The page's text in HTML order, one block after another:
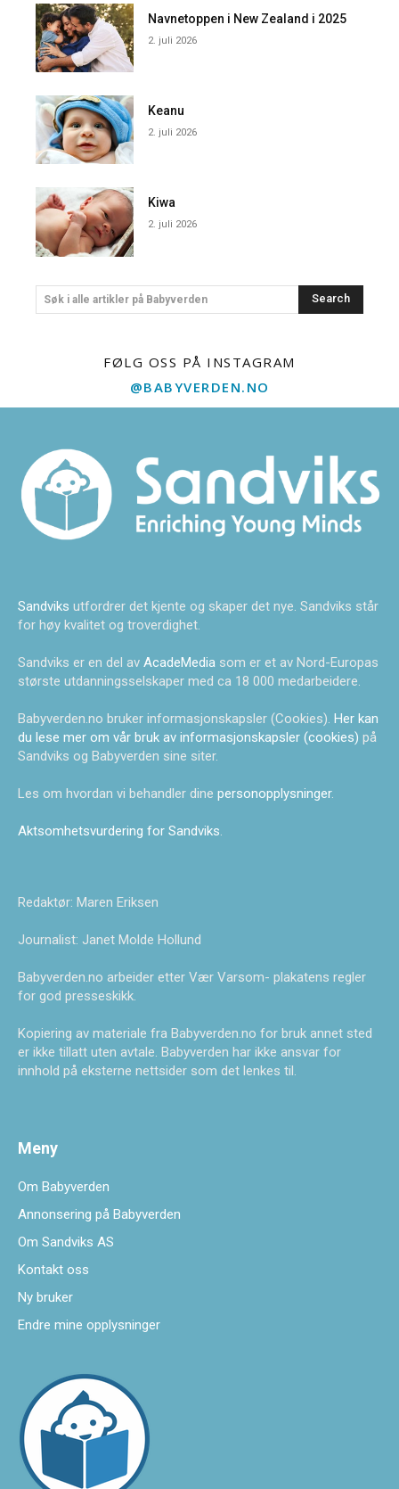
Navnetoppen i New Zealand i 2025
2. juli 2026
Keanu
2. juli 2026
Kiwa
2. juli 2026
Søk i alle artikler på Babyverden Search
FØLG OSS PÅ INSTAGRAM
@BABYVERDEN.NO
Sandviks utfordrer det kjente og skaper det nye. Sandviks står
for høy kvalitet og troverdighet.
Sandviks er en del av AcadeMedia som er et av Nord-Europas
største utdanningsselskaper med ca 18 000 medarbeidere.
Babyverden.no bruker informasjonskapsler (Cookies). Her kan
du lese mer om vår bruk av informasjonskapsler (cookies) på
Sandviks og Babyverden sine siter.
Les om hvordan vi behandler dine personopplysninger.
Aktsomhetsvurdering for Sandviks.
Redaktør: Maren Eriksen
Journalist: Janet Molde Hollund
Babyverden.no arbeider etter Vær Varsom- plakatens regler
for god presseskikk.
Kopiering av materiale fra Babyverden.no for bruk annet sted
er ikke tillatt uten avtale. Babyverden har ikke ansvar for
innhold på eksterne nettsider som det lenkes til.
Meny
Om Babyverden
Annonsering på Babyverden
Om Sandviks AS
Kontakt oss
Ny bruker
Endre mine opplysninger